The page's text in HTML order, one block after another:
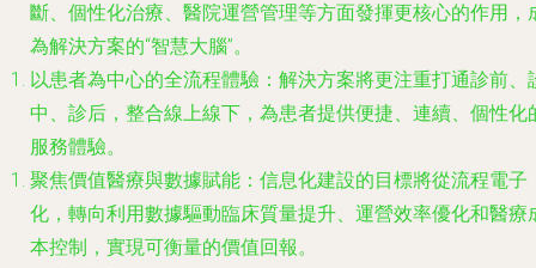
斷、個性化治療、醫院運營管理等方面發揮更核心的作用，
為解決方案的“智慧大腦”。
以患者為中心的全流程體驗 ：解決方案將更注重打通診前、
中、診后，整合線上線下，為患者提供便捷、連續、個性化
服務體驗。
聚焦價值醫療與數據賦能 ：信息化建設的目標將從流程電子
化，轉向利用數據驅動臨床質量提升、運營效率優化和醫療
本控制，實現可衡量的價值回報。